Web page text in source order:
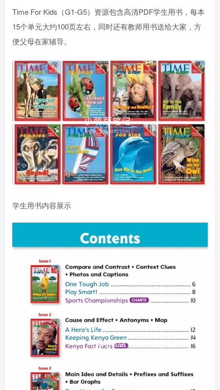
Time For Kids（G1-G5）资源包含高清PDF学生用书，每本
15个单元大约100页左右，同时还有教师用书送给大家，方
便父母在家辅导。
学生用书内容展示